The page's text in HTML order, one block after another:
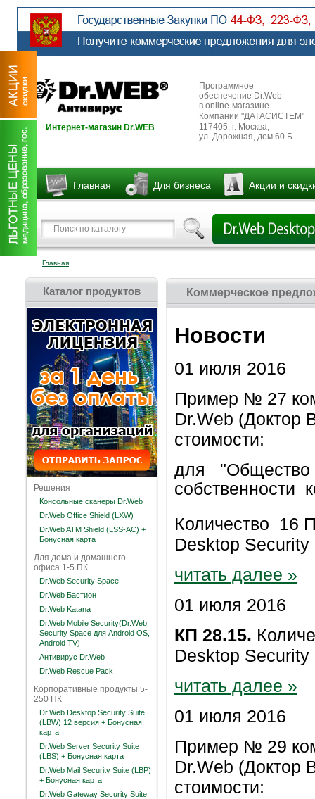
Интернет-магазин Dr.WEB
Программное
обеспечение Dr.Web
в online-магазине
Компании "ДАТАСИСТЕМ"
117405, г. Москва,
ул. Дорожная, дом 60 Б
Главная Для бизнеса Акции и
Главная
Каталог продуктов
Решения
Консольные сканеры Dr.Web
Dr.Web Office Shield (LXW)
Dr.Web ATM Shield (LSS-AC) +
Бонусная карта
Для дома и домашнего
офиса 1-5 ПК
Dr.Web Security Space
Dr.Web Бастион
Dr.Web Katana
Dr.Web Mobile Security(Dr.Web
Security Space для Android OS,
Android TV)
Антивирус Dr.Web
Dr.Web Rescue Pack
Корпоративные продукты 5-
250 ПК
Dr.Web Desktop Security Suite
(LBW) 12 версия + Бонусная
карта
Dr.Web Server Security Suite
(LBS) + Бонусная карта
Dr.Web Mail Security Suite (LBP)
+ Бонусная карта
Dr.Web Gateway Security Suite
Коммерческое
Новости
01 июля 2016
Пример № 27
Dr.Web (Доктор
стоимости:
для
"Общество
собственности
Количество
Desktop
читать далее »
01 июля 2016
КП 28.15.
Desktop
читать далее »
01 июля 2016
Пример № 29
Dr.Web (Доктор
стоимости: